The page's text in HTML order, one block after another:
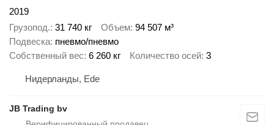
2019
Грузопод. 31 740 кг Объем 94 507 м³
Подвеска пневмо/пневмо
Собственный вес 6 260 кг Количество осей 3
Нидерланды, Ede
JB Trading bv